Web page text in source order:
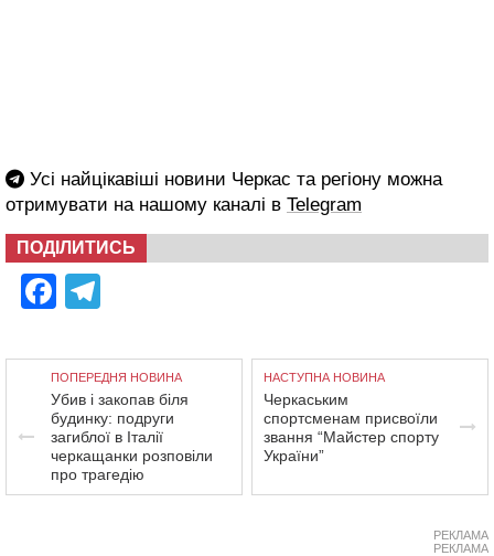
Усі найцікавіші новини Черкас та регіону можна
отримувати на нашому каналі в Telegram
ПОДІЛИТИСЬ
Facebook
ПОПЕРЕДНЯ НОВИНА
Убив і закопав біля
будинку: подруги
загиблої в Італії
черкащанки розповіли
про трагедію
НАСТУПНА НОВИНА
Черкаським
спортсменам присвоїли
звання “Майстер спорту
України”
РЕКЛАМА
РЕКЛАМА